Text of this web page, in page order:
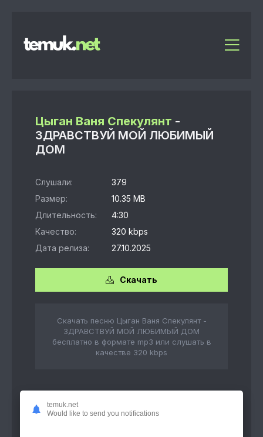
Цыган Ваня Спекулянт -
ЗДРАВСТВУЙ МОЙ ЛЮБИМЫЙ
ДОМ
Слушали:
379
Размер:
10.35 MB
Длительность:
4:30
Качество:
320 kbps
Дата релиза:
27.10.2025
Скачать
Скачать песню Цыган Ваня Спекулянт -
ЗДРАВСТВУЙ МОЙ ЛЮБИМЫЙ ДОМ
бесплатно в формате mp3 или слушать в
качестве 320 kbps
Слушать онлайн
temuk.net
Would like to send you notifications